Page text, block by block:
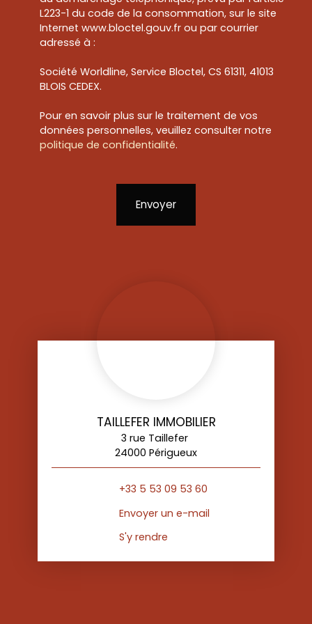
L223-1 du code de la consommation, sur le site
Internet www.bloctel.gouv.fr ou par courrier
adressé à :
Société Worldline, Service Bloctel, CS 61311, 41013
BLOIS CEDEX.
Pour en savoir plus sur le traitement de vos
données personnelles, veuillez consulter notre
politique de confidentialité.
Envoyer
TAILLEFER IMMOBILIER
3 rue Taillefer
24000 Périgueux
+33 5 53 09 53 60
Envoyer un e-mail
S'y rendre